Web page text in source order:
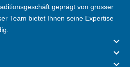
geprägt von grosser
Team bietet Ihnen seine Expertise
keyboard_arrow_down
keyboard_arrow_down
keyboard_arrow_down